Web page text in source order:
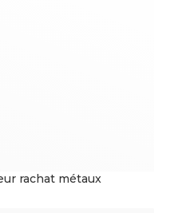
rachat métaux